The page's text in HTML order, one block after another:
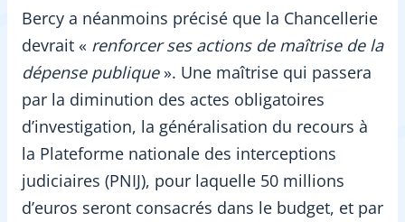
Bercy a néanmoins précisé que la Chancellerie
devrait « renforcer ses actions de maîtrise de la
dépense publique». Une maîtrise qui passera
par la diminution des actes obligatoires
d’investigation, la généralisation du recours à
la Plateforme nationale des interceptions
judiciaires (PNIJ), pour laquelle 50 millions
d’euros seront consacrés dans le budget, et par